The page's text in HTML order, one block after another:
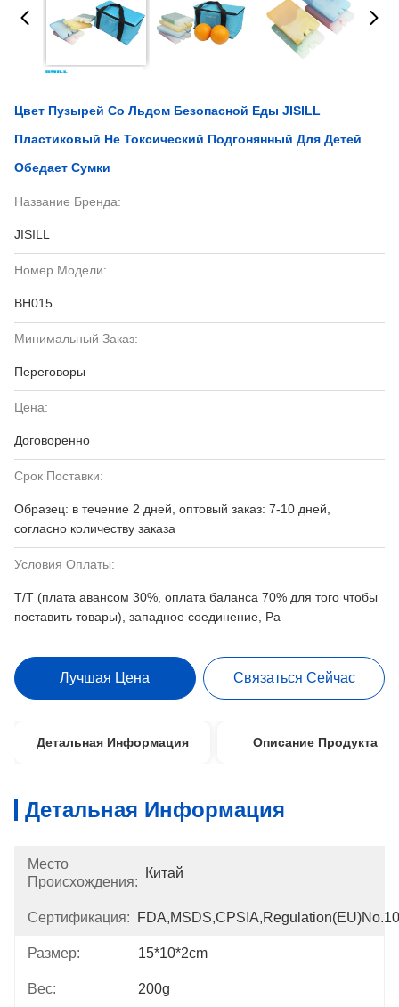
Цвет Пузырей Со Льдом Безопасной Еды JISILL
Пластиковый Не Токсический Подгонянный Для Детей
Обедает Сумки
Название Бренда:
JISILL
Номер Модели:
BH015
Минимальный Заказ:
Переговоры
Цена:
Договоренно
Срок Поставки:
Образец: в течение 2 дней, оптовый заказ: 7-10 дней,
согласно количеству заказа
Условия Оплаты:
T/T (плата авансом 30%, оплата баланса 70% для того чтобы
поставить товары), западное соединение, Pa
Лучшая Цена Связаться Сейчас
Детальная Информация Описание Продукта
Детальная Информация
Место
Происхождения:
Китай
Сертификация:
Размер: 15*10*2cm
Вес: 200g